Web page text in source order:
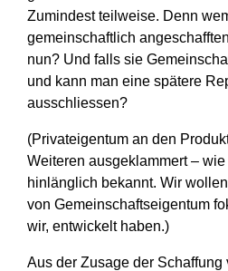
Zumindest teilweise. Denn
gemeinschaftlich
nun? Und falls sie
und kann man eine spätere
ausschliessen?
(Privateigentum an den
Weiteren ausgeklammert –
hinlänglich bekannt. Wir
von Gemeinschaftseigentum
wir, entwickelt haben.)
Aus der Zusage der Schaffung